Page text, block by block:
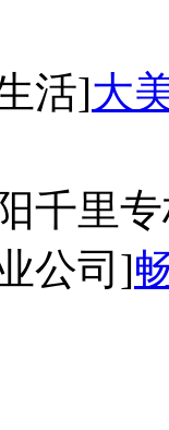
活]大
千里
公司]